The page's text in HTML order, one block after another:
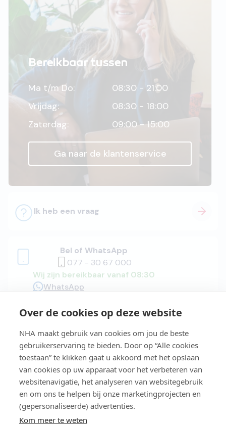
Over de cookies op deze website
NHA maakt gebruik van cookies om jou de beste
gebruikerservaring te bieden. Door op “Alle cookies
toestaan” te klikken gaat u akkoord met het opslaan
van cookies op uw apparaat voor het verbeteren van
websitenavigatie, het analyseren van websitegebruik
en om ons te helpen bij onze marketingprojecten en
(gepersonaliseerde) advertenties.
Kom meer te weten
Bereikbaar tussen
Ma t/m Do:
08:30 - 21:00
Vrijdag:
08:30 - 18:00
Zaterdag:
09:00 - 15:00
Ga naar de klantenservice
Ik heb een vraag
Bel of WhatsApp
077 - 30 67 000
Wij zijn bereikbaar vanaf 08:30
WhatsApp
Easy Learning®
Studiegids